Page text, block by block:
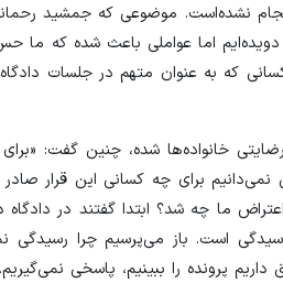
نشده‌است. موضوعی که جمشید
اما عواملی باعث شده که
خانواده‌ها شده، چنین گفت:
نمی‌دانیم برای چه کسانی این قرار
ما چه شد؟ ابتدا گفتند در
است. باز می‌پرسیم چرا رسیدگی
پرونده را ببینیم، پاسخی